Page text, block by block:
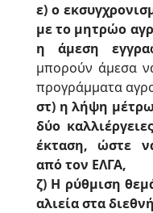
ε) ο
με το μητρώο
η άμεση
μπορούν άμεσα
προγράμματα
στ) η λήψη
δύο
έκταση, ώστε
από τον ΕΛΓΑ,
ζ) Η ρύθμιση
αλιεία στα